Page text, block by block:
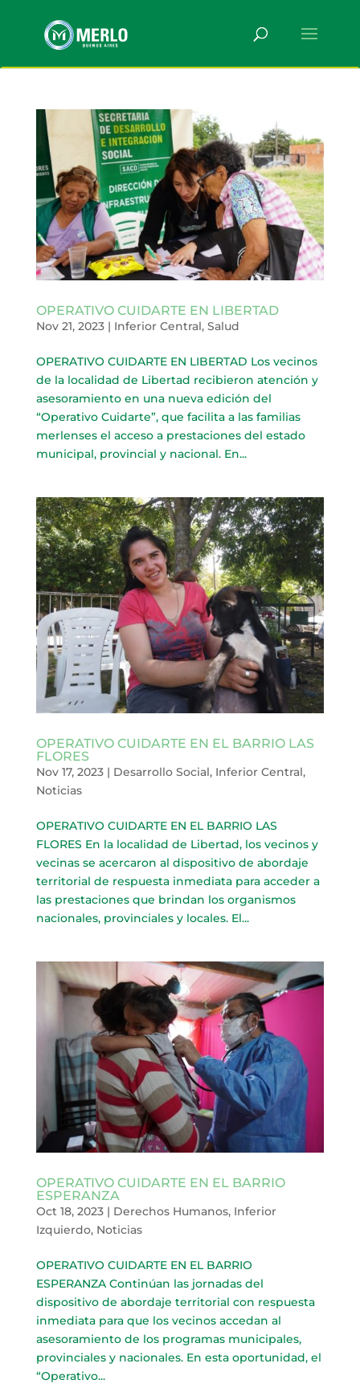
OPERATIVO CUIDARTE EN LIBERTAD
Nov 21, 2023| Inferior Central, Salud
OPERATIVO CUIDARTE EN LIBERTAD Los vecinos
de la localidad de Libertad recibieron atención y
asesoramiento en una nueva edición del
“Operativo Cuidarte”, que facilita a las familias
merlenses el acceso a prestaciones del estado
municipal, provincial y nacional. En...
OPERATIVO CUIDARTE EN EL BARRIO LAS
FLORES
Nov 17, 2023| Desarrollo Social, Inferior Central,
Noticias
OPERATIVO CUIDARTE EN EL BARRIO LAS
FLORES En la localidad de Libertad, los vecinos y
vecinas se acercaron al dispositivo de abordaje
territorial de respuesta inmediata para acceder a
las prestaciones que brindan los organismos
nacionales, provinciales y locales. El...
OPERATIVO CUIDARTE EN EL BARRIO
ESPERANZA
Oct 18, 2023| Derechos Humanos, Inferior
Izquierdo, Noticias
OPERATIVO CUIDARTE EN EL BARRIO
ESPERANZA Continúan las jornadas del
dispositivo de abordaje territorial con respuesta
inmediata para que los vecinos accedan al
asesoramiento de los programas municipales,
provinciales y nacionales. En esta oportunidad, el
“Operativo...